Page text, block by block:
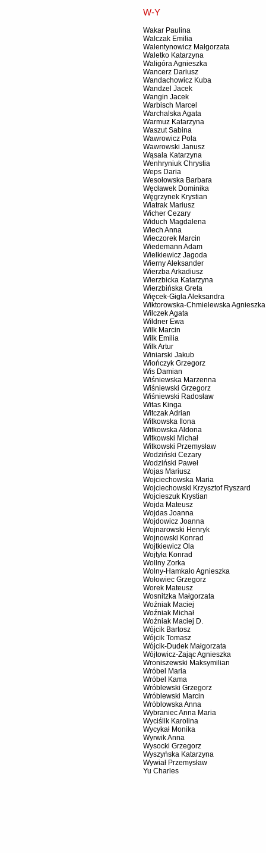
W-Y
Wakar Paulina
Walczak Emilia
Walentynowicz Małgorzata
Waletko Katarzyna
Waligóra Agnieszka
Wancerz Dariusz
Wandachowicz Kuba
Wandzel Jacek
Wangin Jacek
Warbisch Marcel
Warchalska Agata
Warmuz Katarzyna
Waszut Sabina
Wawrowicz Pola
Wawrowski Janusz
Wąsala Katarzyna
Wenhryniuk Chrystia
Weps Daria
Wesołowska Barbara
Węcławek Dominika
Węgrzynek Krystian
Wiatrak Mariusz
Wicher Cezary
Widuch Magdalena
Wiech Anna
Wieczorek Marcin
Wiedemann Adam
Wielkiewicz Jagoda
Wierny Aleksander
Wierzba Arkadiusz
Wierzbicka Katarzyna
Wierzbińska Greta
Więcek-Gigla Aleksandra
Wiktorowska-Chmielewska Agnieszka
Wilczek Agata
Wildner Ewa
Wilk Marcin
Wilk Emilia
Wilk Artur
Winiarski Jakub
Wiończyk Grzegorz
Wis Damian
Wiśniewska Marzenna
Wiśniewski Grzegorz
Wiśniewski Radosław
Witas Kinga
Witczak Adrian
Witkowska Ilona
Witkowska Aldona
Witkowski Michał
Witkowski Przemysław
Wodziński Cezary
Wodziński Paweł
Wojas Mariusz
Wojciechowska Maria
Wojciechowski Krzysztof Ryszard
Wojcieszuk Krystian
Wojda Mateusz
Wojdas Joanna
Wojdowicz Joanna
Wojnarowski Henryk
Wojnowski Konrad
Wojtkiewicz Ola
Wojtyła Konrad
Wollny Zorka
Wolny-Hamkało Agnieszka
Wołowiec Grzegorz
Worek Mateusz
Wosnitzka Małgorzata
Woźniak Maciej
Woźniak Michał
Woźniak Maciej D.
Wójcik Bartosz
Wójcik Tomasz
Wójcik-Dudek Małgorzata
Wójtowicz-Zając Agnieszka
Wroniszewski Maksymilian
Wróbel Maria
Wróbel Kama
Wróblewski Grzegorz
Wróblewski Marcin
Wróblowska Anna
Wybraniec Anna Maria
Wyciślik Karolina
Wycykał Monika
Wyrwik Anna
Wysocki Grzegorz
Wyszyńska Katarzyna
Wywiał Przemysław
Yu Charles